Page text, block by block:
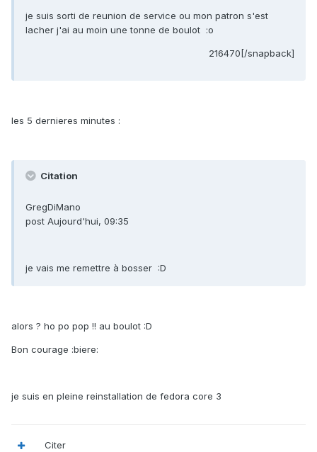
je suis sorti de reunion de service ou mon patron s'est
lacher j'ai au moin une tonne de boulot :o
216470[/snapback]
les 5 dernieres minutes :
Citation
GregDiMano
post Aujourd'hui, 09:35
je vais me remettre à bosser :D
alors ? ho po pop !! au boulot :D
Bon courage :biere:
je suis en pleine reinstallation de fedora core 3
Citer